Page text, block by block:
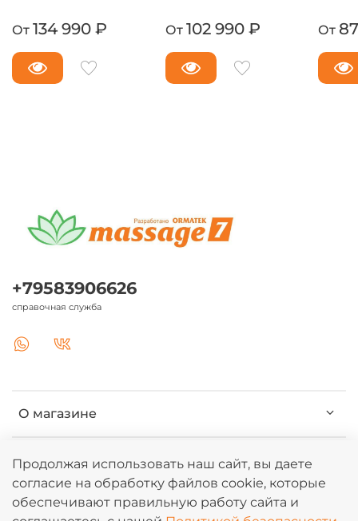
От 134 990 ₽ От 102 990 ₽ От
О магазине
Клиентам
Информация
+79583906626
справочная служба
Продолжая использовать наш сайт, вы даете
согласие на обработку файлов cookie, которые
обеспечивают правильную работу сайта и